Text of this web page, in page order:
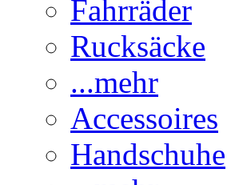
Fahrräder
Rucksäcke
...mehr
Accessoires
Handschuhe